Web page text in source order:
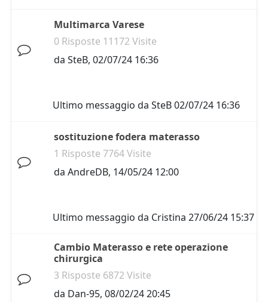
Multimarca Varese
0 Risposte 11172 Visite
da SteB, 02/07/24 16:36
Ultimo messaggio da SteB02/07/24 16:36
sostituzione fodera materasso
1 Risposte 7764 Visite
da AndreDB, 14/05/24 12:00
Ultimo messaggio da Cristina 27/06/24 15:37
Cambio Materasso e rete operazione
chirurgica
3 Risposte 6872 Visite
da Dan-95, 08/02/24 20:45